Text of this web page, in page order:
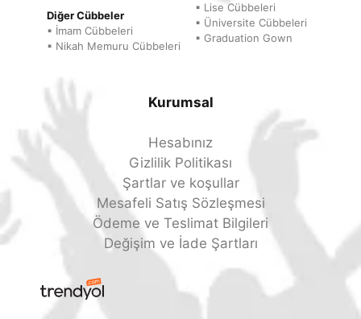
Diğer Cübbeler
▪ İmam Cübbeleri
▪ Nikah Memuru Cübbeleri
▪ Lise Cübbeleri
▪ Üniversite Cübbeleri
▪ Graduation Gown
Kurumsal
Hesabınız
Gizlilik Politikası
Şartlar ve koşullar
Mesafeli Satış Sözleşmesi
Ödeme ve Teslimat Bilgileri
Değişim ve İade Şartları